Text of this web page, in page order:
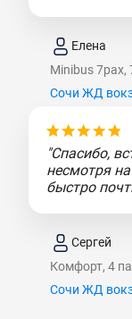
Елена
Minibus 7pax,
Сочи ЖД
"Спасибо,
несмотря
быстро
Сергей
Комфорт, 4
Сочи ЖД